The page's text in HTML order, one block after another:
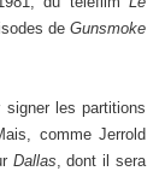
de Gunsmoke
signer les partitions
comme Jerrold
Dallas , dont il sera